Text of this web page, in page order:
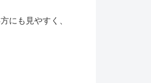
にも見やすく、